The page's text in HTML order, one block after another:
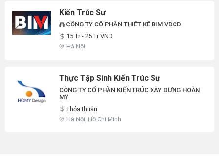
Kiến Trúc Sư
CÔNG TY CỔ PHẦN THIẾT KẾ BIM VDCD
15 Tr - 25 Tr VND
Hà Nội
Thực Tập Sinh Kiến Trúc Sư
CÔNG TY CỔ PHẦN KIẾN TRÚC XÂY DỰNG HOÀN
MỸ
Thỏa thuận
Hà Nội, Hồ Chí Minh